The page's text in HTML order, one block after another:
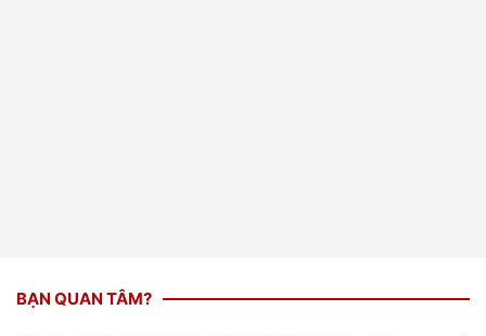
BẠN QUAN TÂM?